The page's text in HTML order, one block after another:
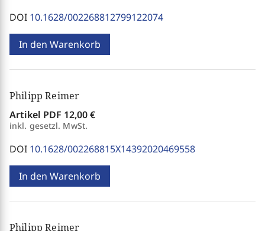
DOI 10.1628/002268812799122074
In den Warenkorb
Philipp Reimer
Artikel PDF 12,00 €
inkl. gesetzl. MwSt.
DOI 10.1628/002268815X14392020469558
In den Warenkorb
Philipp Reimer